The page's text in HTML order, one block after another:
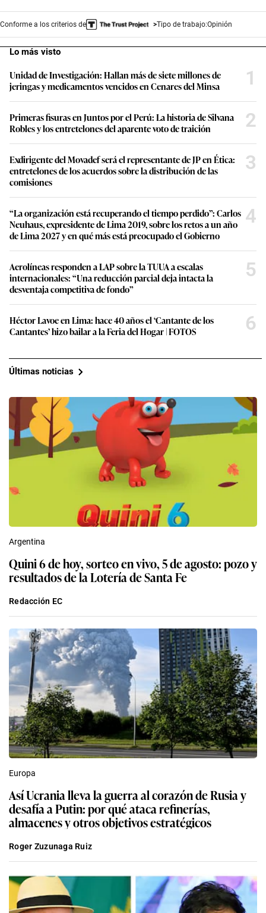
Conforme a los criterios de Tipo de trabajo:Opinión
Lo más visto
Unidad de Investigación: Hallan más de siete millones de
jeringas y medicamentos vencidos en Cenares del Minsa
1
Primeras fisuras en Juntos por el Perú: La historia de Silvana
Robles y los entretelones del aparente voto de traición
2
Exdirigente del Movadef será el representante de JP en Ética:
entretelones de los acuerdos sobre la distribución de las
comisiones
3
“La organización está recuperando el tiempo perdido”: Carlos
Neuhaus, expresidente de Lima 2019, sobre los retos a un año
de Lima 2027 y en qué más está preocupado el Gobierno
4
Aerolíneas responden a LAP sobre la TUUA a escalas
internacionales: “Una reducción parcial deja intacta la
desventaja competitiva de fondo”
5
Héctor Lavoe en Lima: hace 40 años el ‘Cantante de los
Cantantes’ hizo bailar a la Feria del Hogar | FOTOS
6
Últimas noticias
Argentina
Quini 6 de hoy, sorteo en vivo, 5 de agosto: pozo y
resultados de la Lotería de Santa Fe
Redacción EC
Europa
Así Ucrania lleva la guerra al corazón de Rusia y
desafía a Putin: por qué ataca refinerías,
almacenes y otros objetivos estratégicos
Roger Zuzunaga Ruiz